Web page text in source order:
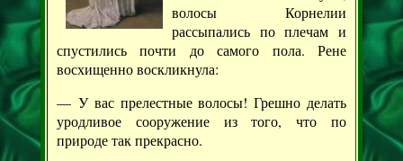
волосы Корнелии
рассыпались по плечам и
спустились почти до самого пола. Рене
восхищенно воскликнула:
— У вас прелестные волосы! Грешно делать
уродливое сооружение из того, что по
природе так прекрасно.